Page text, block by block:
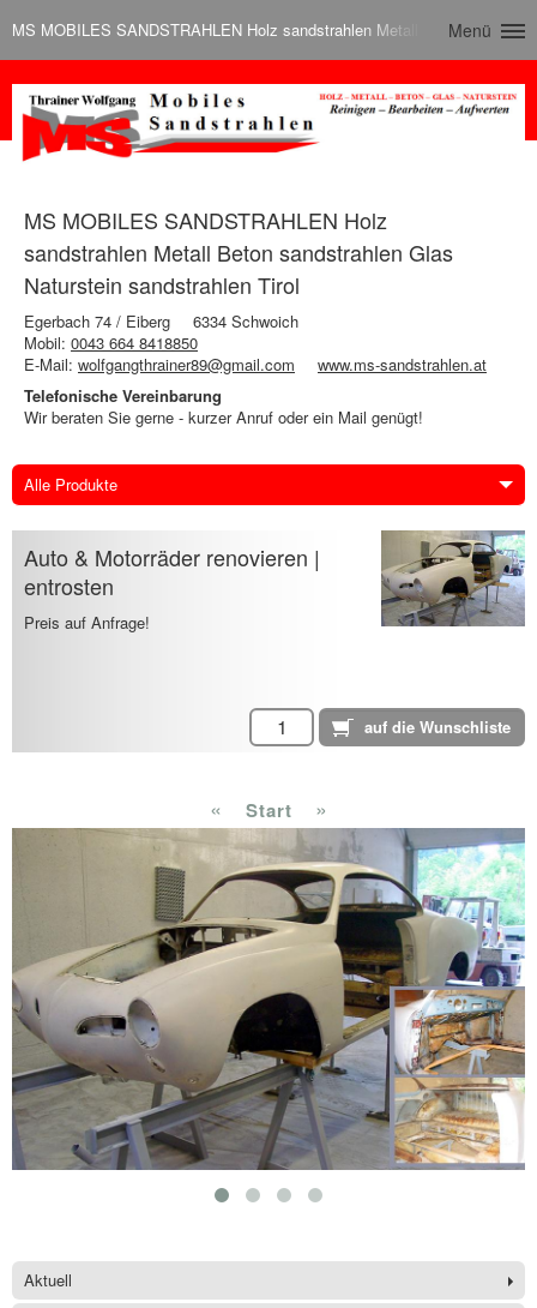
MS MOBILES SANDSTRAHLEN Holz sandstrahlen Metall BetonMenü
MS MOBILES SANDSTRAHLEN Holz
sandstrahlen Metall Beton sandstrahlen Glas
Naturstein sandstrahlen Tirol
Egerbach 74 / Eiberg
6334 Schwoich
Mobil: 0043 664 8418850
E-Mail: wolfgangthrainer89@gmail.com
www.ms-sandstrahlen.at
Telefonische Vereinbarung
Wir beraten Sie gerne - kurzer Anruf oder ein Mail genügt!
Alle Produkte
Auto & Motorräder renovieren |
entrosten
Preis auf Anfrage!
« Start »
Aktuell